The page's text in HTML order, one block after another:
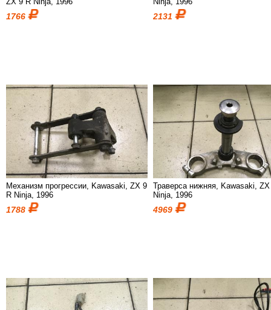
1766 2131
Механизм прогрессии, Kawasaki, ZX 9
R Ninja, 1996
1788
Траверса нижняя, Kawasaki,
Ninja, 1996
4969